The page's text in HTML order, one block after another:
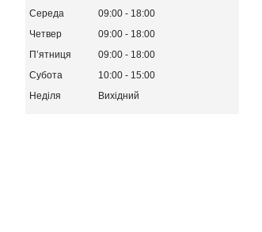
Середа
09:00
18:00
Четвер
09:00
18:00
Пʼятниця
09:00
18:00
Субота
10:00
15:00
Неділя
Вихідний